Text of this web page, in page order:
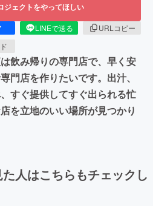
ジェクトをやってほしい
LINEで送る
URLコピー
飲み帰りの専門店で、早く安
門店を作りたいです。出汁、
すぐ提供してすぐ出られる忙
を立地のいい場所が見つかり
人はこちらもチェックし